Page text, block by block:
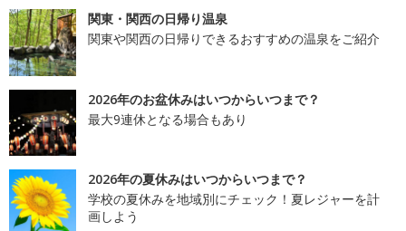
関東・関西の日帰り温泉
関東や関西の日帰りできるおすすめの温泉をご紹介
2026年のお盆休みはいつからいつまで？
最大9連休となる場合もあり
2026年の夏休みはいつからいつまで？
学校の夏休みを地域別にチェック！夏レジャーを計
画しよう